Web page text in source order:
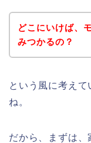
どこにいけば、
みつかるの？
という風に考え
ね。
だから、まずは、